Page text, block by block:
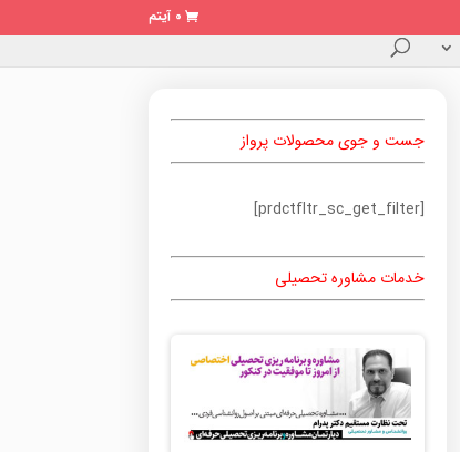
0 آیتم
جست و جوی محصولات پرواز
[prdctfltr_sc_get_filter]
خدمات مشاوره تحصیلی